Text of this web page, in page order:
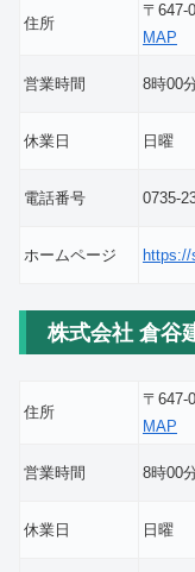
住所
〒647-
MAP
営業時間 8時00
休業日 日曜
電話番号 0735-
ホームページ
株式会社 倉谷
住所
〒647-
MAP
営業時間 8時00
休業日 日曜